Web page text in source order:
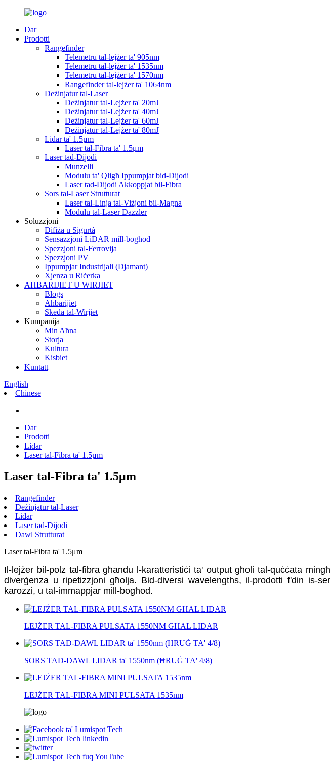
Dar
Prodotti
Rangefinder
Telemetru tal-lejżer ta' 905nm
Telemetru tal-lejżer ta' 1535nm
Telemetru tal-lejżer ta' 1570nm
Rangefinder tal-lejżer ta' 1064nm
Deżinjatur tal-Laser
Deżinjatur tal-Lejżer ta' 20mJ
Deżinjatur tal-Lejżer ta' 40mJ
Deżinjatur tal-Lejżer ta' 60mJ
Deżinjatur tal-Lejżer ta' 80mJ
Lidar ta' 1.5μm
Laser tal-Fibra ta' 1.5μm
Laser tad-Dijodi
Munzelli
Modulu ta' Qligħ Ippumpjat bid-Dijodi
Laser tad-Dijodi Akkoppjat bil-Fibra
Sors tal-Laser Strutturat
Laser tal-Linja tal-Viżjoni bil-Magna
Modulu tal-Laser Dazzler
Soluzzjoni
Difiża u Sigurtà
Sensazzjoni LiDAR mill-bogħod
Spezzjoni tal-Ferrovija
Spezzjoni PV
Ippumpjar Industrijali (Djamant)
Xjenza u Riċerka
AĦBARIJIET U WIRJIET
Blogs
Aħbarijiet
Skeda tal-Wirjiet
Kumpanija
Min Aħna
Storja
Kultura
Kisbiet
Kuntatt
English
Chinese
Dar
Prodotti
Lidar
Laser tal-Fibra ta' 1.5μm
Laser tal-Fibra ta' 1.5μm
Rangefinder
Deżinjatur tal-Laser
Lidar
Laser tad-Dijodi
Dawl Strutturat
Laser tal-Fibra ta' 1.5μm
Il-lejżer bil-polz tal-fibra għandu l-karatteristiċi ta' output għoli tal-quċċata
diverġenza u ripetizzjoni għolja. Bid-diversi wavelengths, il-prodotti f'din is-
karozzi, u tal-immappjar mill-bogħod.
LEJŻER TAL-FIBRA PULSATA 1550NM GĦAL LIDAR
SORS TAD-DAWL LIDAR ta' 1550nm (ĦRUĠ TA' 4/8)
LEJŻER TAL-FIBRA MINI PULSATA 1535nm